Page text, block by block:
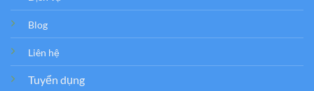
Blog
Liên hệ
Tuyển dụng